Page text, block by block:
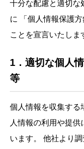
十分な配慮と適切な
に 「個人情報保護
ことを宣言いたしま
1．適切な個人
等
個人情報を収集する
人情報の利用や提
います。 他社より